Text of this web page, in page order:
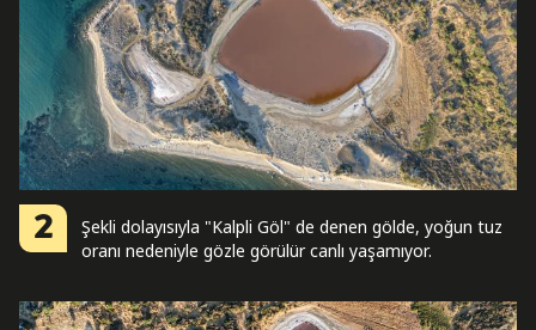
2
Şekli dolayısıyla "Kalpli Göl" de denen gölde, yoğun tuz
oranı nedeniyle gözle görülür canlı yaşamıyor.